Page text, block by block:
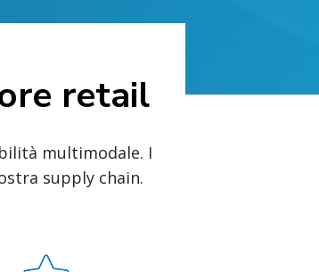
retail
multimodale. I
supply chain.